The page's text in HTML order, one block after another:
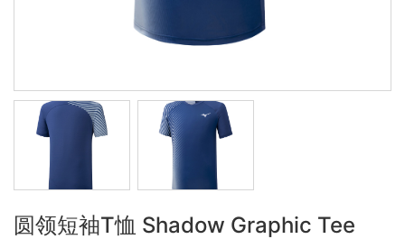
圆领短袖T恤 Shadow Graphic Tee